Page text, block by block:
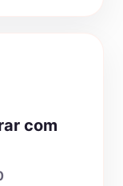
com